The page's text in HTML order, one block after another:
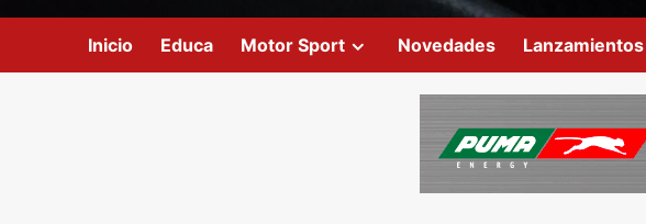
Inicio Educa Motor Sport Novedades Lanzamientos